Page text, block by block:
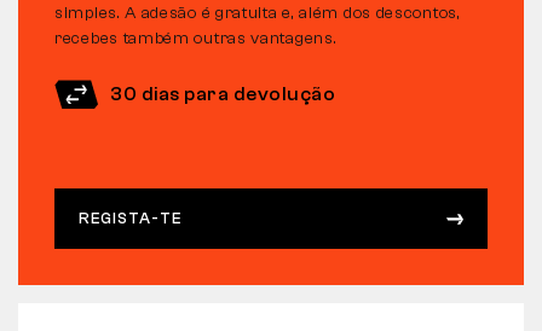
simples. A adesão é gratuita e, além dos descontos,
recebes também outras vantagens.
30 dias para devolução
REGISTA-TE